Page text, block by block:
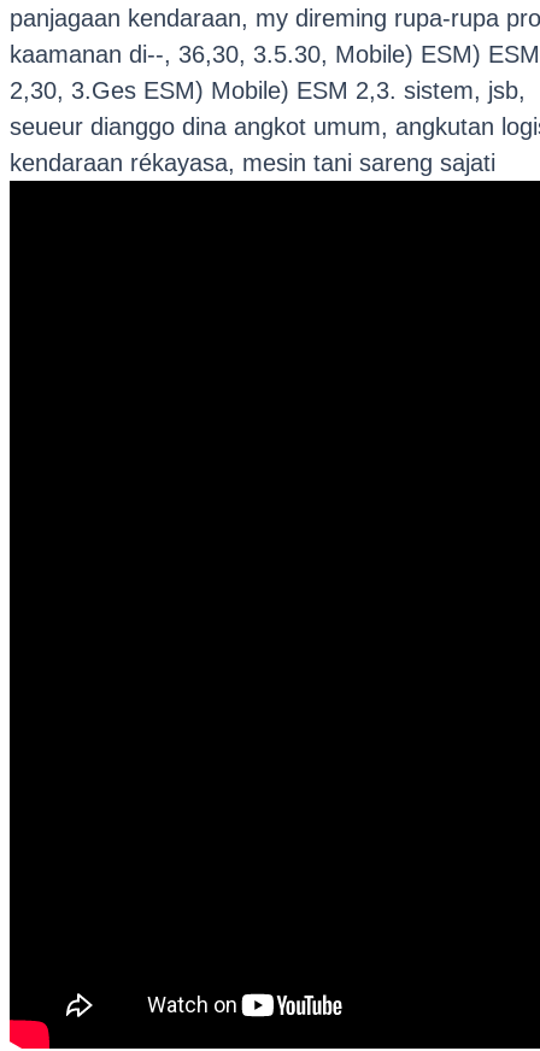
panjagaan kendaraan, my direming rupa-rupa
kaamanan di--, 36,30, 3.5.30, Mobile) ESM) ESM
2,30, 3.Ges ESM) Mobile) ESM 2,3. sistem, jsb,
seueur dianggo dina angkot umum, angkutan
kendaraan rékayasa, mesin tani sareng sajati